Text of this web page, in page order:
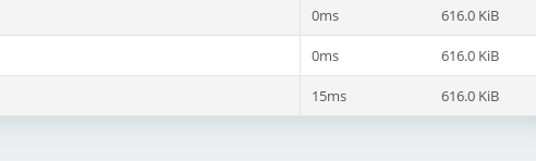
0ms 616.0 KiB
0ms 616.0 KiB
15ms 616.0 KiB